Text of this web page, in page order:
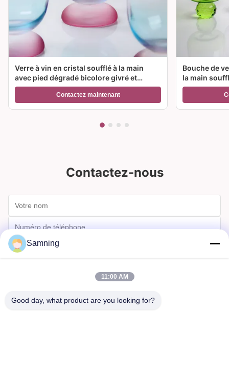
Verre à vin en cristal soufflé à la main
avec pied dégradé bicolore givré et
capacité de 300 ml pour vin, cocktail et
décoration intérieureContactez maintenant
Bouche de
la main
couleur et
Idéal pour
Contactez-nous
Samning
11:00 AM
Good day, what product are you looking for?